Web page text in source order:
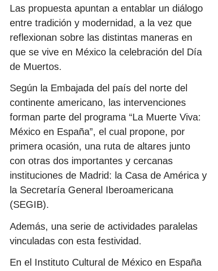
Las propuesta apuntan a entablar un diálogo
entre tradición y modernidad, a la vez que
reflexionan sobre las distintas maneras en
que se vive en México la celebración del Día
de Muertos.
Según la Embajada del país del norte del
continente americano, las intervenciones
forman parte del programa “La Muerte Viva:
México en España”, el cual propone, por
primera ocasión, una ruta de altares junto
con otras dos importantes y cercanas
instituciones de Madrid: la Casa de América y
la Secretaría General Iberoamericana
(SEGIB).
Además, una serie de actividades paralelas
vinculadas con esta festividad.
En el Instituto Cultural de México en España